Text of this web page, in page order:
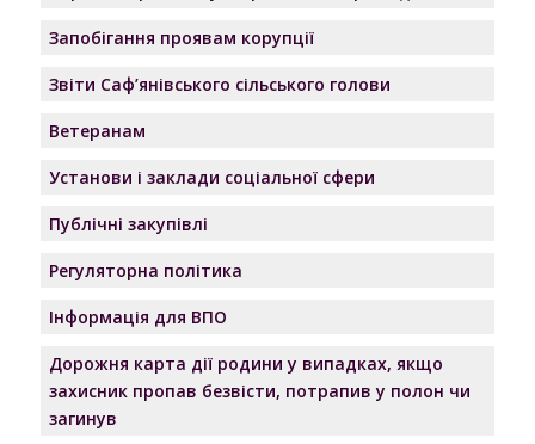
Запобігання проявам корупції
Звіти Саф’янівського сільського голови
Ветеранам
Установи і заклади соціальної сфери
Публічні закупівлі
Регуляторна політика
Інформація для ВПО
Дорожня карта дії родини у випадках, якщо
захисник пропав безвісти, потрапив у полон чи
загинув